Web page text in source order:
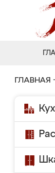
ГЛАВНАЯ